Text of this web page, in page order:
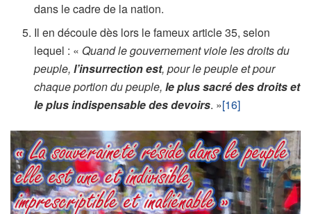
dans le cadre de la nation.
Il en découle dès lors le fameux article 35, selon
lequel : « Quand le gouvernement viole les droits du
peuple,l’insurrection est, pour le peuple et pour
chaque portion du peuple,le plus sacré des droits et
le plus indispensable des devoirs. »[16]